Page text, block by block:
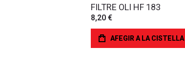
FILTRE OLI HF 183
8,20 €
AFEGIR A LA CISTELLA